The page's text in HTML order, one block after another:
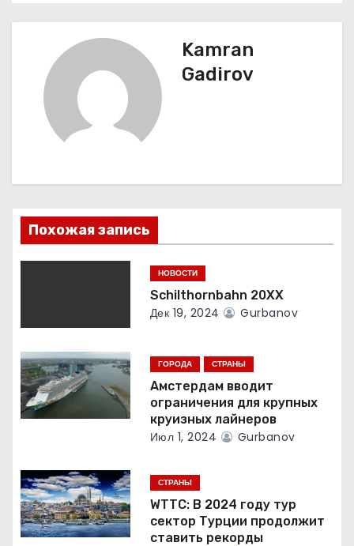
и
я
п
о
п
и
с
м
Kamran
Gadirov
Похожая запись
НОВОСТИ
Schilthornbahn 20XX
Дек 19, 2024 Gurbanov
ГОРОДА СТРАНЫ
Амстердам вводит
ограничения для крупных
круизных лайнеров
Июл 1, 2024 Gurbanov
СТРАНЫ
WTTC: В 2024 году тур
сектор Турции продолжит
ставить рекорды